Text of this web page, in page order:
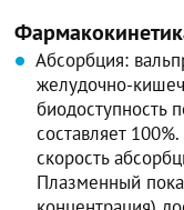
Абсорбция:
желудочно-
биодоступность
составляет
скорость
Плазменный